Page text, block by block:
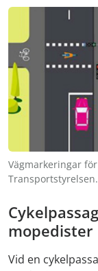
Vägmarkeringar
Transportstyrelsen.
Vid en